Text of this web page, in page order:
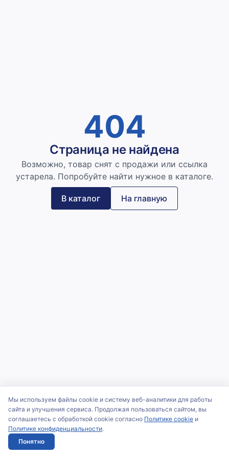
404
Страница не найдена
Возможно, товар снят с продажи или ссылка
устарела. Попробуйте найти нужное в каталоге.
В каталог На главную
Мы используем файлы cookie и систему веб-аналитики для работы
сайта и улучшения сервиса. Продолжая пользоваться сайтом, вы
соглашаетесь с обработкой cookie согласно Политике cookie и
Политике конфиденциальности.
Понятно